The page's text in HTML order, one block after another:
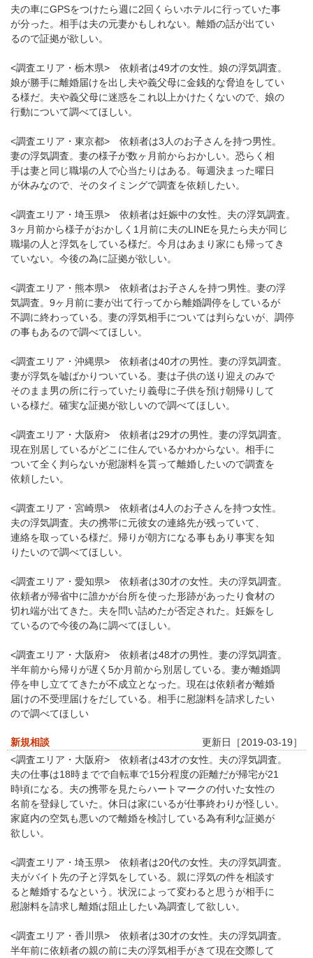
夫の車にGPSをつけたら週に2回くらいホテルに行っていた事
が分った。相手は夫の元妻かもしれない。離婚の話が出てい
るので証拠が欲しい。
<調査エリア・栃木県> 依頼者は49才の女性。娘の浮気調査。
娘が勝手に離婚届けを出し夫や義父母に金銭的な脅迫をしてい
る様だ。夫や義父母に迷惑をこれ以上かけたくないので、娘の
行動について調べてほしい。
<調査エリア・東京都> 依頼者は3人のお子さんを持つ男性。
妻の浮気調査。妻の様子が数ヶ月前からおかしい。恐らく相
手は妻と同じ職場の人で心当たりはある。毎週決まった曜日
が休みなので、そのタイミングで調査を依頼したい。
<調査エリア・埼玉県> 依頼者は妊娠中の女性。夫の浮気調査。
3ヶ月前から様子がおかしく1月前に夫のLINEを見たら夫が同じ
職場の人と浮気をしている様だ。今月はあまり家にも帰ってき
ていない。今後の為に証拠が欲しい。
<調査エリア・熊本県> 依頼者はお子さんを持つ男性。妻の浮
気調査。9ヶ月前に妻が出て行ってから離婚調停をしているが
不調に終わっている。妻の浮気相手については判らないが、調停
の事もあるので調べてほしい。
<調査エリア・沖縄県> 依頼者は40才の男性。妻の浮気調査。
妻が浮気を嘘ばかりついている。妻は子供の送り迎えのみで
そのまま男の所に行っていたり義母に子供を預け朝帰りして
いる様だ。確実な証拠が欲しいので調べてほしい。
<調査エリア・大阪府> 依頼者は29才の男性。妻の浮気調査。
現在別居しているがどこに住んでいるかわからない。相手に
ついて全く判らないが慰謝料を貰って離婚したいので調査を
依頼したい。
<調査エリア・宮崎県> 依頼者は4人のお子さんを持つ女性。
夫の浮気調査。夫の携帯に元彼女の連絡先が残っていて、
連絡を取っている様だ。帰りが朝方になる事もあり事実を知
りたいので調べてほしい。
<調査エリア・愛知県> 依頼者は30才の女性。夫の浮気調査。
依頼者が帰省中に誰かが台所を使った形跡があったり食材の
切れ端が出てきた。夫を問い詰めたが否定された。妊娠をし
ているので今後の為に調べてほしい。
<調査エリア・大阪府> 依頼者は48才の男性。妻の浮気調査。
半年前から帰りが遅く5か月前から別居している。妻が離婚調
停を申し立ててきたが不成立となった。現在は依頼者が離婚
届けの不受理届けをだしている。相手に慰謝料を請求したい
ので調べてほしい
新規相談
更新日［2019-03-19］
<調査エリア・大阪府> 依頼者は43才の女性。夫の浮気調査。
夫の仕事は18時までで自転車で15分程度の距離だが帰宅が21
時頃になる。夫の携帯を見たらハートマークの付いた女性の
名前を登録していた。休日は家にいるが仕事終わりが怪しい。
家庭内の空気も悪いので離婚を検討している為有利な証拠が
欲しい。
<調査エリア・埼玉県> 依頼者は20代の女性。夫の浮気調査。
夫がバイト先の子と浮気をしている。親に浮気の件を相談す
ると離婚するなという。状況によって変わると思うが相手に
慰謝料を請求し離婚は阻止したい為調査して欲しい。
<調査エリア・香川県> 依頼者は30才の女性。夫の浮気調査。
半年前に依頼者の親の前に夫の浮気相手がきて現在交際して